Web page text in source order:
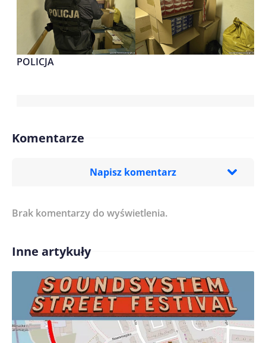
POLICJA
Komentarze
Napisz komentarz
Treść komentarza*
Imię/ Nick*
Brak komentarzy do wyświetlenia.
Inne artykuły